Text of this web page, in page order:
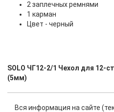
2 заплечных ремнями
1 карман
Цвет - черный
SOLO ЧГ12-2/1 Чехол для 12-
(5мм)
Вся информация на сайте